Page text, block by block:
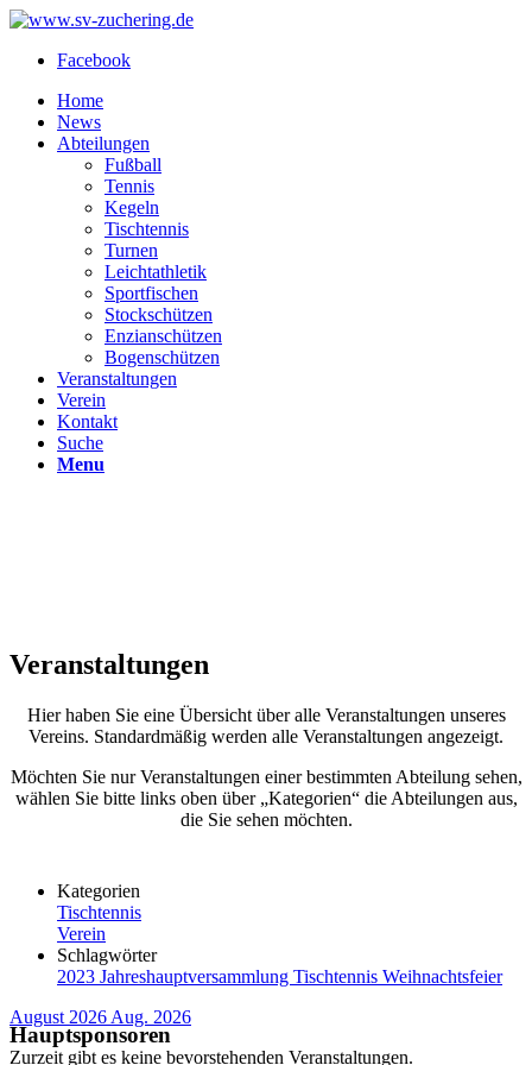
Facebook
Home
News
Abteilungen
Fußball
Tennis
Kegeln
Tischtennis
Turnen
Leichtathletik
Sportfischen
Stockschützen
Enzianschützen
Bogenschützen
Veranstaltungen
Verein
Kontakt
Suche
Menu
Veranstaltungen
Hier haben Sie eine Übersicht über alle Veranstaltungen unseres
Vereins. Standardmäßig werden alle Veranstaltungen angezeigt.
Möchten Sie nur Veranstaltungen einer bestimmten Abteilung sehen,
wählen Sie bitte links oben über „Kategorien“ die Abteilungen aus,
die Sie sehen möchten.
Kategorien
Tischtennis
Verein
Schlagwörter
2023 Jahreshauptversammlung Tischtennis Weihnachtsfeier
August 2026 Aug. 2026
Zurzeit gibt es keine bevorstehenden Veranstaltungen.
Hauptsponsoren